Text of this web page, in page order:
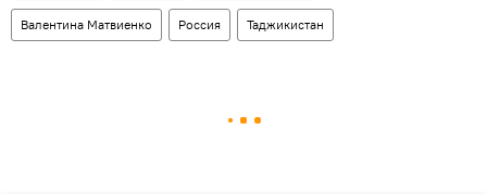
Валентина Матвиенко Россия Таджикистан